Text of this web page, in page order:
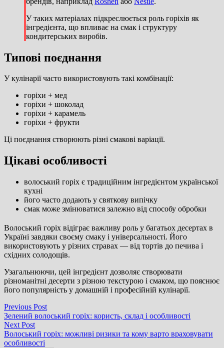
У таких матеріалах підкреслюється роль горіхів як
інгредієнта, що впливає на смак і структуру
кондитерських виробів.
Типові поєднання
У кулінарії часто використовують такі комбінації:
горіхи + мед
горіхи + шоколад
горіхи + карамель
горіхи + фрукти
Ці поєднання створюють різні смакові варіації.
Цікаві особливості
волоський горіх є традиційним інгредієнтом української
кухні
його часто додають у святкову випічку
смак може змінюватися залежно від способу обробки
Волоський горіх відіграє важливу роль у багатьох десертах в
Україні завдяки своєму смаку і універсальності. Його
використовують у різних стравах — від тортів до печива і
східних солодощів.
Узагальнюючи, цей інгредієнт дозволяє створювати
різноманітні десерти з різною текстурою і смаком, що пояснює
його популярність у домашній і професійній кулінарії.
Навігація
записів
Previous PostPrevious
post:
Зелений волоський горіх: користь, склад і особливості
Next PostNext
post:
Волоський горіх: можливі ризики та кому варто враховувати
особливості